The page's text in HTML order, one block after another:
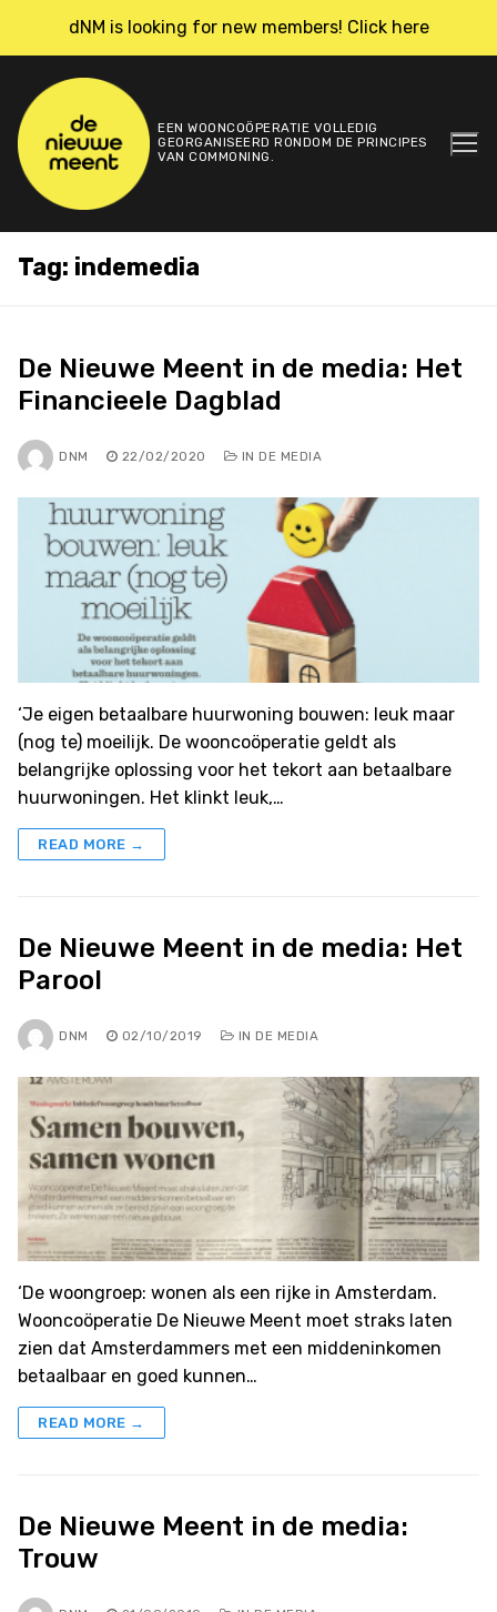
dNM is looking for new members! Click here
EEN WOONCOÖPERATIE VOLLEDIG
GEORGANISEERD RONDOM DE PRINCIPES
VAN COMMONING.
Tag: indemedia
De Nieuwe Meent in de media: Het
Financieele Dagblad
DNM 22/02/2020 IN DE MEDIA
‘Je eigen betaalbare huurwoning bouwen: leuk maar
(nog te) moeilijk. De wooncoöperatie geldt als
belangrijke oplossing voor het tekort aan betaalbare
huurwoningen. Het klinkt leuk,…
READ MORE →
De Nieuwe Meent in de media: Het
Parool
DNM 02/10/2019 IN DE MEDIA
‘De woongroep: wonen als een rijke in Amsterdam.
Wooncoöperatie De Nieuwe Meent moet straks laten
zien dat Amsterdammers met een middeninkomen
betaalbaar en goed kunnen…
READ MORE →
De Nieuwe Meent in de media:
Trouw